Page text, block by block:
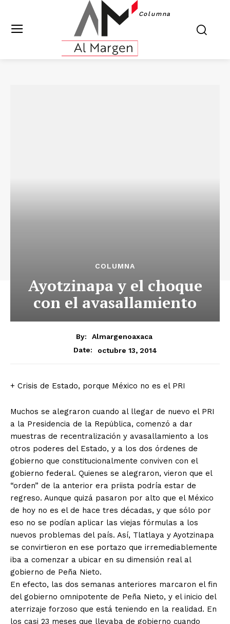
Columna
COLUMNA
Ayotzinapa y el choque
con el avasallamiento
By:
Almargenoaxaca
Date:
octubre 13, 2014
+ Crisis de Estado, porque México no es el PRI
Muchos se alegraron cuando al llegar de nuevo el PRI
a la Presidencia de la República, comenzó a dar
muestras de recentralización y avasallamiento a los
otros poderes del Estado, y a los dos órdenes de
gobierno que constitucionalmente conviven con el
gobierno federal. Quienes se alegraron, vieron que el
“orden” de la anterior era priista podría estar de
regreso. Aunque quizá pasaron por alto que el México
de hoy no es el de hace tres décadas, y que sólo por
eso no se podían aplicar las viejas fórmulas a los
nuevos problemas del país. Así, Tlatlaya y Ayotzinapa
se convirtieron en ese portazo que irremediablemente
iba a comenzar a ubicar en su dimensión real al
gobierno de Peña Nieto.
En efecto, las dos semanas anteriores marcaron el fin
del gobierno omnipotente de Peña Nieto, y el inicio del
aterrizaje forzoso que está teniendo en la realidad. En
los casi 23 meses que llevaba de gobierno cuando